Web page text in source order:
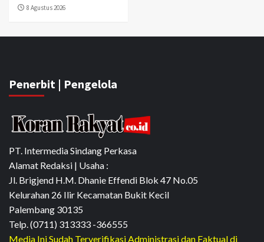
8 Agustus 2026
Penerbit | Pengelola
PT. Intermedia Sindang Perkasa
Alamat Redaksi | Usaha :
Jl. Brigjend H.M. Dhanie Effendi Blok 47 No.05
Kelurahan 26 Ilir Kecamatan Bukit Kecil
Palembang 30135
Telp. (0711) 313333 -366555
Media Ini Sudah Terverifikasi Administrasi dan Faktual di